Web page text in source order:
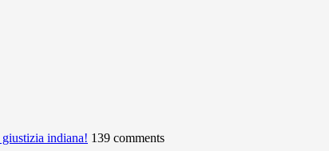
indiana! 139 comments